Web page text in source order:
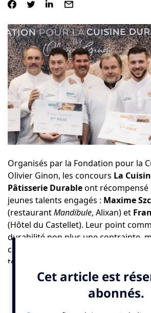
Organisés par la Fondation pour la
Olivier Ginon, les concours La
Pâtisserie Durableont récompensé
jeunes talents engagés : Maxime
(restaurantMandibule, Alixan) et
(Hôtel du Castellet). Leur point
durabilité non plus une contrainte,
créativité et de transmission. De
toquées -cuisiniers, pâtissiers et
prestigieux étaient présents pour
démarche : Guillaume Gomez,
Pierre Hermé, Christian Bouillet…